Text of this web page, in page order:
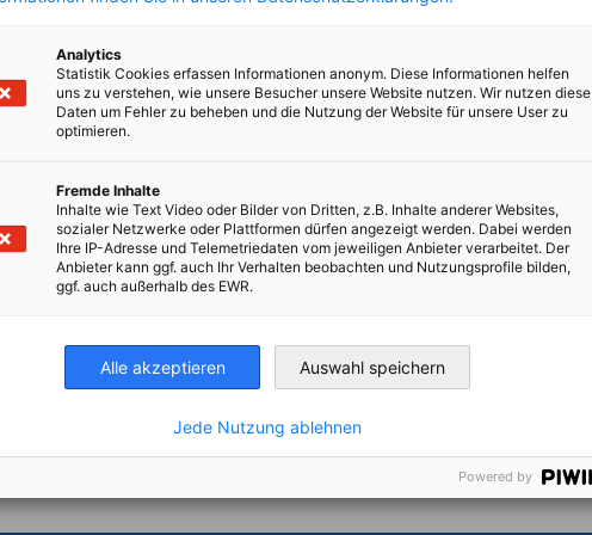
jeweiligen CoO)
schnell und effizient bestätigt
in die Gültigkeit des Ursprungszeugnisses.
Analytics
Statistik Cookies erfassen Informationen anonym. Diese Informationen helfen
uns zu verstehen, wie unsere Besucher unsere Website nutzen. Wir nutzen diese
Daten um Fehler zu beheben und die Nutzung der Website für unsere User zu
optimieren.
Fremde Inhalte
Inhalte wie Text Video oder Bilder von Dritten, z.B. Inhalte anderer Websites,
sozialer Netzwerke oder Plattformen dürfen angezeigt werden. Dabei werden
Ihre IP-Adresse und Telemetriedaten vom jeweiligen Anbieter verarbeitet. Der
Anbieter kann ggf. auch Ihr Verhalten beobachten und Nutzungsprofile bilden,
ggf. auch außerhalb des EWR.
Alle akzeptieren Auswahl speichern
Jede Nutzung ablehnen
Powered by